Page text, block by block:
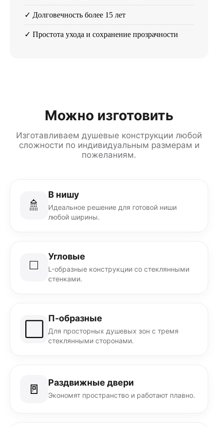
✓ Долговечность более 15 лет
✓ Простота ухода и сохранение прозрачности
Можно изготовить
Изготавливаем душевые конструкции любой
сложности по индивидуальным размерам и
пожеланиям.
🚿
В нишу
Идеальное решение для готовой ниши
любой ширины.
◻️
Угловые
L-образные конструкции со стеклянными
стенками.
П-образные
Для просторных душевых зон с тремя
стеклянными сторонами.
🚪 Раздвижные двери
Экономят пространство и работают плавно.